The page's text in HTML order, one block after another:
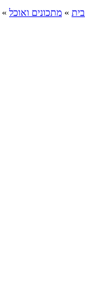
בית » מתכונים ואוכל »